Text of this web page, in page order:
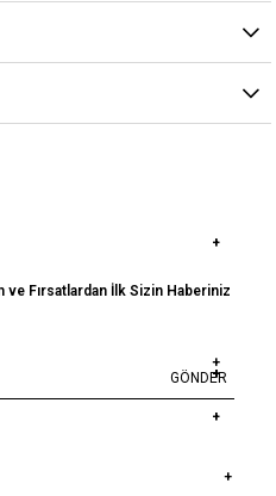
ve Fırsatlardan İlk Sizin Haberiniz
GÖNDER